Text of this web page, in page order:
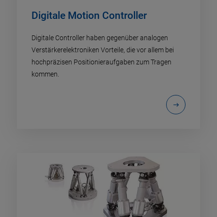
Digitale Motion Controller
Digitale Controller haben gegenüber analogen
Verstärkerelektroniken Vorteile, die vor allem bei
hochpräzisen Positionieraufgaben zum Tragen
kommen.